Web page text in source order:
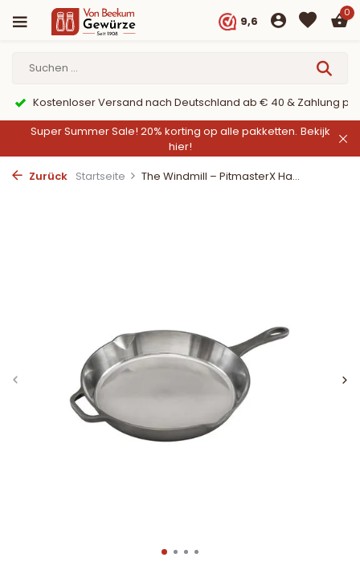
9,6
0
Kostenloser Versand nach Deutschland ab € 40 & Zahlung
Super Summer Sale! 20% korting op alle pakketten. Bekijk
hier!
Zurück Startseite The Windmill – PitmasterX Ha...